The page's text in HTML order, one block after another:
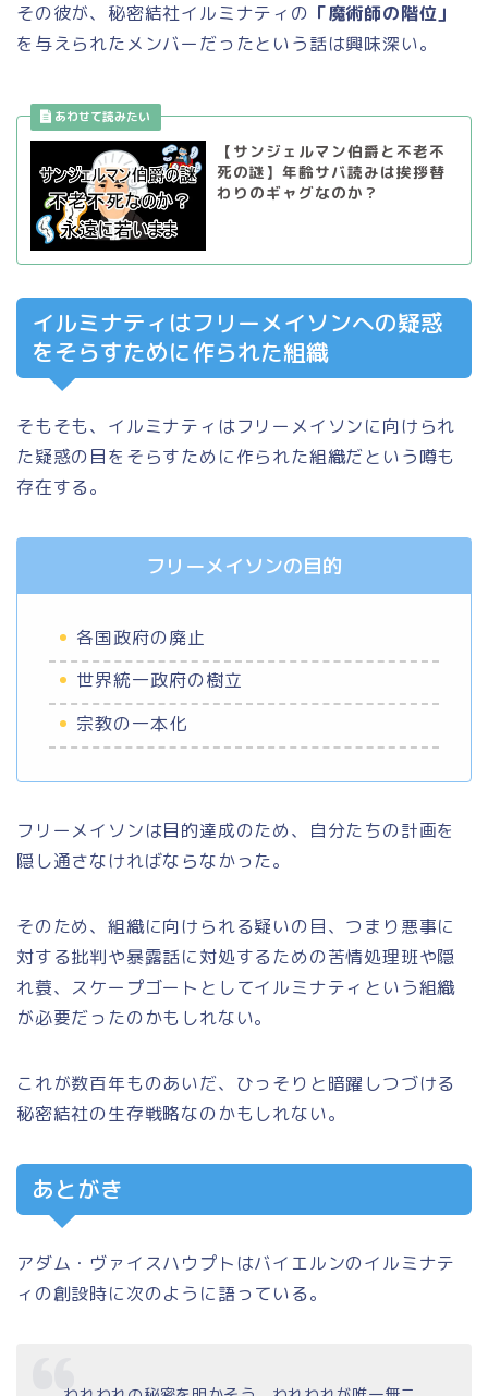
その彼が、秘密結社イルミナティの 「魔術師の階位」
を与えられたメンバーだったという話は興味深い。
【サンジェルマン伯爵と不老不
死の謎】年齢サバ読みは挨拶替
わりのギャグなのか？
イルミナティはフリーメイソンへの疑惑
をそらすために作られた組織
そもそも、イルミナティはフリーメイソンに向けられ
た疑惑の目をそらすために作られた組織だという噂も
存在する。
フリーメイソンの目的
各国政府の廃止
世界統一政府の樹立
宗教の一本化
フリーメイソンは目的達成のため、自分たちの計画を
隠し通さなければならなかった。
そのため、組織に向けられる疑いの目、つまり悪事に
対する批判や暴露話に対処するための苦情処理班や隠
れ蓑、スケープゴートとしてイルミナティという組織
が必要だったのかもしれない。
これが数百年ものあいだ、ひっそりと暗躍しつづける
秘密結社の生存戦略なのかもしれない。
あとがき
アダム・ヴァイスハウプトはバイエルンのイルミナテ
ィの創設時に次のように語っている。